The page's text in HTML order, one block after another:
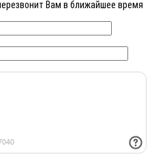
Вам в ближайшее время